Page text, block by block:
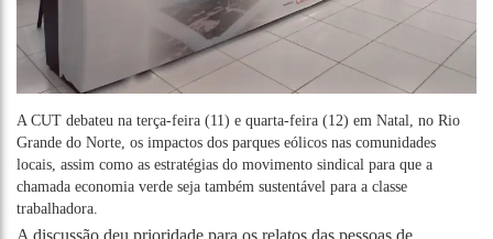
A CUT debateu na terça-feira (11) e quarta-feira (12) em Natal, no Rio
Grande do Norte, os impactos dos parques eólicos nas comunidades
locais, assim como as estratégias do movimento sindical para que a
chamada economia verde seja também sustentável para a classe
trabalhadora.
A discussão deu prioridade para os relatos das pessoas de